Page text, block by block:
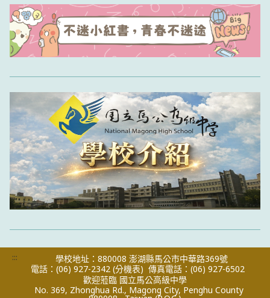
:::
學校地址：880008 澎湖縣馬公市中華路369號
電話：(06) 927-2342 (分機表) 傳真電話：(06) 927-6502
歡迎蒞臨 國立馬公高級中學
No. 369, Zhonghua Rd., Magong City, Penghu County